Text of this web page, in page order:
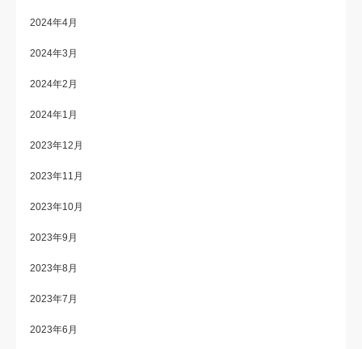
2024年4月
2024年3月
2024年2月
2024年1月
2023年12月
2023年11月
2023年10月
2023年9月
2023年8月
2023年7月
2023年6月